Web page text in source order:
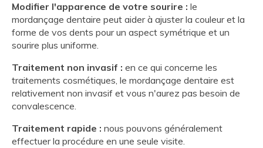
Modifier l'apparence de votre sourire : le
mordançage dentaire peut aider à ajuster la couleur et la
forme de vos dents pour un aspect symétrique et un
sourire plus uniforme.
Traitement non invasif : en ce qui concerne les
traitements cosmétiques, le mordançage dentaire est
relativement non invasif et vous n'aurez pas besoin de
convalescence.
Traitement rapide : nous pouvons généralement
effectuer la procédure en une seule visite.